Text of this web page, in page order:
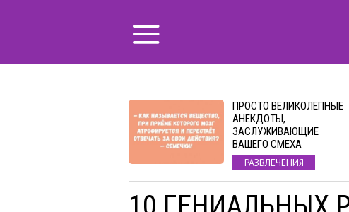
ПРОСТО ВЕЛИКОЛЕПНЫЕ
АНЕКДОТЫ,
ЗАСЛУЖИВАЮЩИЕ
ВАШЕГО СМЕХА
РАЗВЛЕЧЕНИЯ